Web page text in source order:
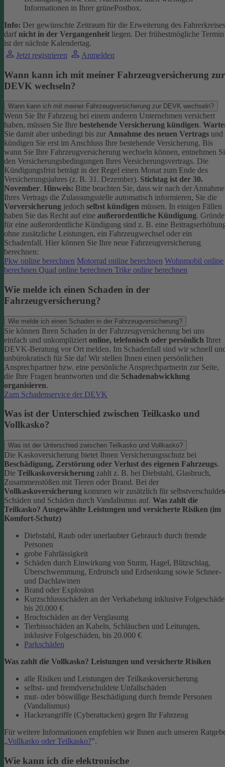
Informationen in Ihrer grünePostbox.
Info: Der gewünschte Zeitraum für die Erweiterung des Fahrerkreises
darf nicht in der Vergangenheit liegen. Der frühestmögliche Termin
ist der nächste Kalendertag.
Jetzt registrieren
Anmelden
Wann kann ich mit meiner Fahrzeugversicherung zur
DEVK wechseln?
Wann kann ich mit meiner Fahrzeugversicherung zur DEVK wechseln?
Wenn Sie Ihr Fahrzeug bei einem anderen Unternehmen versichert
haben, müssen Sie Ihre bestehende Versicherung kündigen.
Sie damit aber unbedingt bis zur Annahme des neuen Vertrags und
kündigen Sie erst im Anschluss Ihre bestehende Versicherung. Bis
wann Sie Ihre Fahrzeugversicherung wechseln können, entnehmen
den Versicherungsbedingungen Ihres Versicherungsvertrags. Die
Kündigungsfrist beträgt in der Regel einen Monat zum Ende des
Versicherungsjahres (z. B. 31. Dezember). Stichtag ist der 30.
November. Hinweis: Bitte beachten Sie, dass wir nach der Annahme
Ihres Vertrags die Zulassungsstelle automatisch informieren, Sie die
Vorversicherung jedoch selbst kündigen müssen. In einigen Fällen
haben Sie das Recht auf eine außerordentliche Kündigung. Gründe
für eine außerordentliche Kündigung sind z. B. eine
ohne zusätzliche Leistungen, ein Fahrzeugwechsel oder ein
Schadenfall. Hier können Sie Ihre neue Fahrzeugversicherung
berechnen:
Pkw online berechnen Motorrad online berechnen Wohnmobil online
berechnen Quad online berechnen Trike online berechnen
Wie melde ich einen Schaden in der
Fahrzeugversicherung?
Wie melde ich einen Schaden in der Fahrzeugversicherung?
Sie können Ihren Schaden in der Fahrzeugversicherung bei uns
einfach und unkompliziert online, telefonisch oder persönlich Ihrer
DEVK-Beratung vor Ort melden. Im Schadenfall sind wir schnell
unbürokratisch für Sie da! Wir stellen Ihnen einen persönlichen
Ansprechpartner bzw. eine persönliche Ansprechpartnerin zur Seite,
die Ihre Fragen beantworten und die Schadenabwicklung
organisieren.
Zum Schadenservice der DEVK
Was ist der Unterschied zwischen Teilkasko und
Vollkasko?
Was ist der Unterschied zwischen Teilkasko und Vollkasko?
Die Kaskoversicherung bietet Ihnen Versicherungsschutz bei
Beschädigung, Zerstörung oder Verlust des eigenen Fahrzeugs.
Die Teilkaskoversicherung zahlt z. B. bei Diebstahl, Glasbruch,
Zusammenstößen mit Tieren oder Brand. Bei der
Vollkaskoversicherung kommen wir zusätzlich für
Schäden und Schäden durch Vandalismus auf. Was zahlt die
Teilkasko? Ausgewählte Leistungen und versicherte Risiken (im
Komfort-Schutz)
Diebstahl, Raub oder unerlaubter Gebrauch durch fremde
Personen
grobe Fahrlässigkeit
Schäden durch Einwirkung von Sturm, Hagel, Blitzschlag,
Überschwemmung, Erdrutsch und Erdsenkung sowie Schnee-
und Dachlawinen
Brand oder Explosion
Kurzschlussschäden an der Verkabelung inklusive
bis 20.000 €
Bruchschäden an der Verglasung
Tierbissschäden an Kabeln, Schläuchen und Leitungen,
inklusive Folgeschäden, bis 20.000 €
Parkschäden
Was zahlt die Vollkasko? Leistungen und versicherte Risiken
alle Risiken und Leistungen der Teilkaskoversicherung
selbst- und fremdverschuldete Unfallschäden
mut- oder böswillige Beschädigung durch fremde Personen
(Vandalismus)
Hackerangriffe (Cyberattacken) gegen Ihr Fahrzeug
Für weitere Informationen empfehlen wir Ihnen auch unseren
„Vollkasko oder Teilkasko?".
Wie kann ich die elektronische